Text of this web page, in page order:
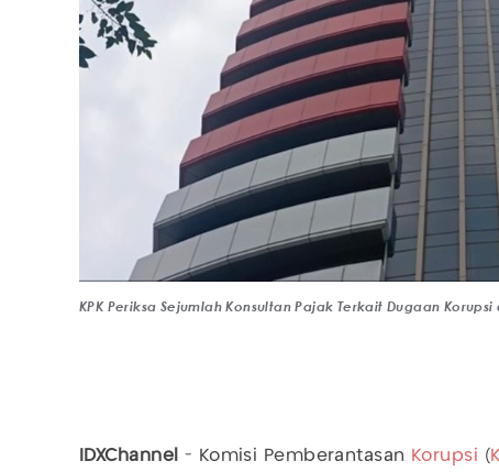
KPK Periksa Sejumlah Konsultan Pajak Terkait Dugaan
IDXChannel - Komisi Pemberantasan Korupsi (